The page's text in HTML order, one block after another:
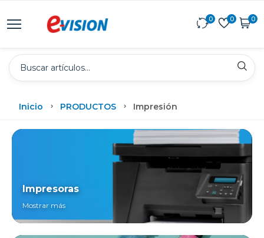
0 0 0
Inicio PRODUCTOS Impresión
Impresoras
Mostrar más